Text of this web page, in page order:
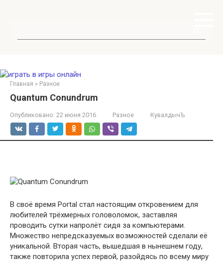
Главная » Разное
Quantum Conundrum
Опубликовано: 22 июня 2016 Разное КувалдычЪ
В своё время Portal стал настоящим откровением для
любителей трёхмерных головоломок, заставляя
проводить сутки напролёт сидя за компьютерами.
Множество непредсказуемых возможностей сделали её
уникальной. Вторая часть, вышедшая в нынешнем году,
также повторила успех первой, разойдясь по всему миру